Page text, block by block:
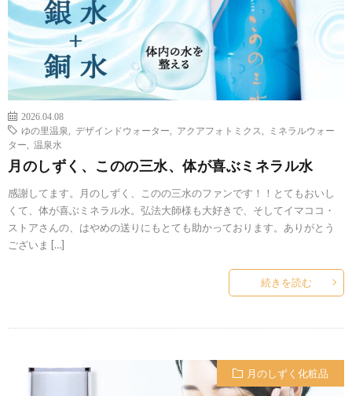
2026.04.08
ゆの里温泉
デザインドウォーター アクアフォトミクス
ミネラルウォー
ター
温泉水
月のしずく、このの三水、体が喜ぶミネラル水
感謝してます。月のしずく、このの三水のファンです！！とてもおいし
くて、体が喜ぶミネラル水。弘法大師様も大好きで、そしてイマココ・
ストアさんの、はやめの送りにもとても助かっております。ありがとう
ございま […]
続きを読む
月のしずく化粧品